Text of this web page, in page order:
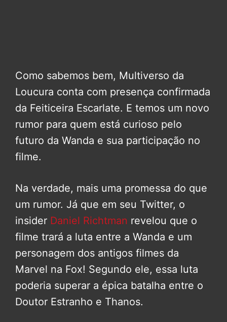
Como sabemos bem, Multiverso da
Loucura conta com presença confirmada
da Feiticeira Escarlate. E temos um novo
rumor para quem está curioso pelo
futuro da Wanda e sua participação no
filme.
Na verdade, mais uma promessa do que
um rumor. Já que em seu Twitter, o
insider Daniel Richtman revelou que o
filme trará a luta entre a Wanda e um
personagem dos antigos filmes da
Marvel na Fox! Segundo ele, essa luta
poderia superar a épica batalha entre o
Doutor Estranho e Thanos.